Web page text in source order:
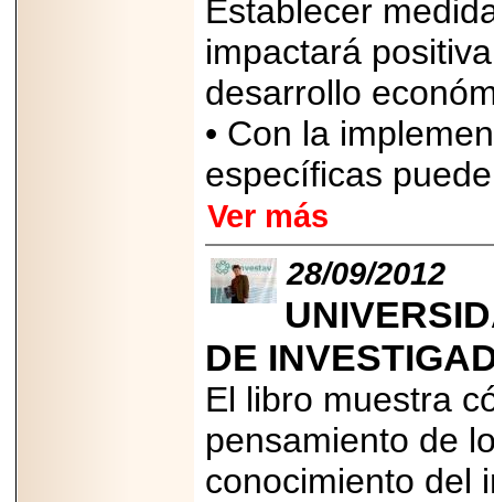
Establecer
impactará
desarrollo
• Con la
específicas
Ver más
28/09/2012
DE
El libro muestra
pensamiento de
conocimiento del